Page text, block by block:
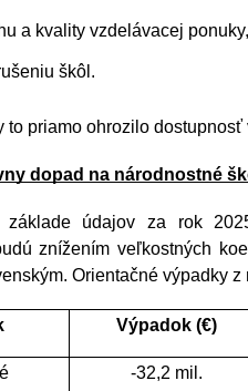
a kvality vzdelávacej ponuky,
škôl.
to priamo ohrozilo
dopad na národnostné
základe údajov za rok
znížením veľkostných
Orientačné výpadky
Výpadok (€)
-32,2 mil.